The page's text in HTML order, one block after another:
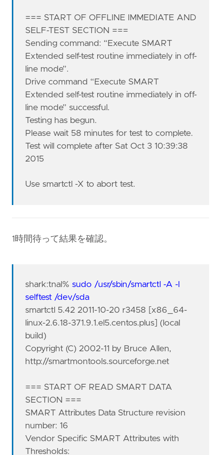
=== START OF OFFLINE IMMEDIATE AND
SELF-TEST SECTION ===
Sending command: “Execute SMART
Extended self-test routine immediately in off-
line mode”.
Drive command “Execute SMART
Extended self-test routine immediately in off-
line mode” successful.
Testing has begun.
Please wait 58 minutes for test to complete.
Test will complete after Sat Oct 3 10:39:38
2015
Use smartctl -X to abort test.
1時間待って結果を確認。
shark:tnal%sudo /usr/sbin/smartctl -A -l
selftest /dev/sda
smartctl 5.42 2011-10-20 r3458 [x86_64-
linux-2.6.18-371.9.1.el5.centos.plus] (local
build)
Copyright (C) 2002-11 by Bruce Allen,
http://smartmontools.sourceforge.net
=== START OF READ SMART DATA
SECTION ===
SMART Attributes Data Structure revision
number: 16
Vendor Specific SMART Attributes with
Thresholds: